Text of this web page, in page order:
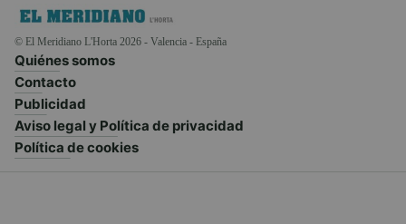
© El Meridiano L'Horta 2026 - Valencia - España
Quiénes somos
Contacto
Publicidad
Aviso legal y Política de privacidad
Política de cookies